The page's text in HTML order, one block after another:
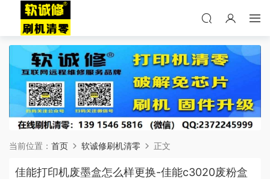
当前位置： 首页 软诚修刷机清零 正文
佳能打印机废墨盒怎么样更换-佳能c3020废粉盒